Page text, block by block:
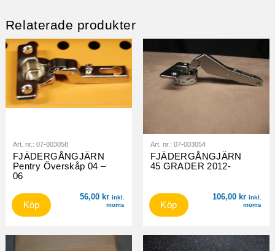
Relaterade produkter
Art. nr.: 07-003058
FJÄDERGÅNGJÄRN
Pentry Överskåp 04 –
06
56,00 kr inkl.
moms
Köp
Art. nr.: 07-003054
FJÄDERGÅNGJÄRN
45 GRADER 2012-
106,00 kr inkl.
moms
Köp